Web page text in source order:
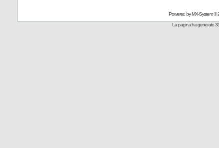
Powered byMX-System©
La pagina ha generato